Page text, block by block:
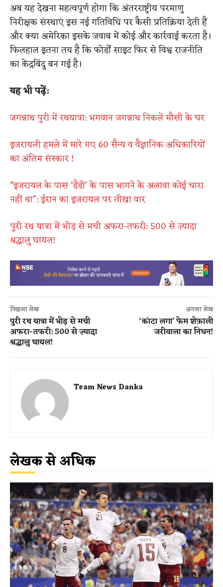
अब यह देखना महत्वपूर्ण होगा कि अंतरराष्ट्रीय परमाणु
निरीक्षक संस्थाएं इस नई गतिविधि पर कैसी प्रतिक्रिया देती हैं
और क्या अमेरिका इसके जवाब में कोई और कार्रवाई करता है।
फिलहाल इतना तय है कि फोर्डो साइट फिर से विश्व राजनीति
का केंद्रबिंदु बन गई है।
यह भी पढ़ें:
जगन्नाथ पुरी में रथयात्रा: भगवान जगन्नाथ निकले मौसी के घर
इजरायली हमले में मारे गए 60 सैन्य व वैज्ञानिक अधिकारियों
का अंतिम संस्कार !
“इजरायल के पास ‘डैडी’ के पास भागने के अलावा कोई चारा
नहीं था”: ईरान का इजरायल पर तीखा वार
पुरी रथ यात्रा में भीड़ से मची अफरा-तफरी: 500 से ज़्यादा
श्रद्धालु घायल!
पिछला लेख
पुरी रथ यात्रा में भीड़ से मची
अफरा-तफरी: 500 से ज़्यादा
श्रद्धालु घायल!
अगला लेख
‘कांटा लगा’ फेम शेफ़ाली
जरीवाला का निधन!
Team News Danka
लेखक से अधिक